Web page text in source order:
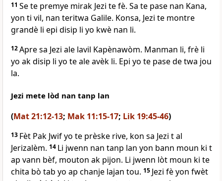
11 Se te premye mirak Jezi te fè. Sa te pase nan Kana,
yon ti vil, nan teritwa Galile. Konsa, Jezi te montre
grandè li epi disip li yo kwè nan li.
12Apre sa Jezi ale lavil Kapènawòm. Manman li, frè li
yo ak disip li yo te ale avèk li. Epi yo te pase de twa jou
la.
Jezi mete lòd nan tanp lan
(Mat 21:12-13; Mak 11:15-17; Lik 19:45-46)
13 Fèt Pak Jwif yo te prèske rive, kon sa Jezi t al
Jerizalèm. 14 Li jwenn nan tanp lan yon bann moun ki t
ap vann bèf, mouton ak pijon. Li jwenn lòt moun ki te
chita bò tab yo ap chanje lajan tou. 15 Jezi fè yon fwèt